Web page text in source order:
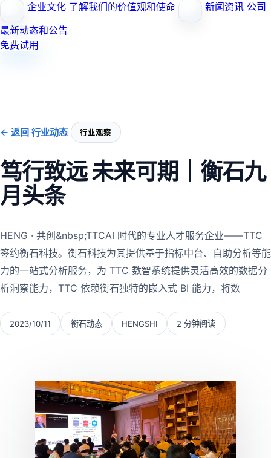
企业文化 了解我们的价值观和使命 新闻资讯 公司
最新动态和公告
免费试用
← 返回 行业动态 行业观察
笃行致远 未来可期｜衡石九
月头条
HENG · 共创&nbsp;TTCAI 时代的专业人才服务企业——TTC
签约衡石科技。衡石科技为其提供基于指标中台、自助分析等能
力的一站式分析服务，为 TTC 数智系统提供灵活高效的数据分
析洞察能力，TTC 依赖衡石独特的嵌入式 BI 能力，将数
2023/10/11 衡石动态 HENGSHI 2 分钟阅读